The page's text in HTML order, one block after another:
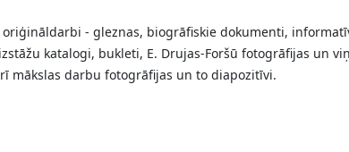
oriģināldarbi - gleznas, biogrāfiskie dokumenti,
katalogi, bukleti, E. Drujas-Foršū fotogrāfijas un
mākslas darbu fotogrāfijas un to diapozitīvi.